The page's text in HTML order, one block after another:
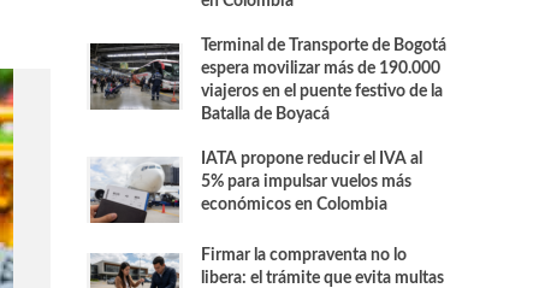
Terminal de Transporte de Bogotá
espera movilizar más de 190.000
viajeros en el puente festivo de la
Batalla de Boyacá
IATA propone reducir el IVA al
5% para impulsar vuelos más
económicos en Colombia
Firmar la compraventa no lo
libera: el trámite que evita multas